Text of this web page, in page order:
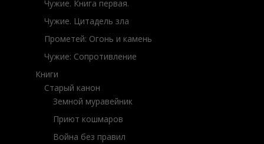
Чужие. Книга первая.
Чужие. Цитадель зла
Прометей: Огонь и камень
Чужие: Сопротивление
Книги
Старый канон
Земной муравейник
Приют кошмаров
Война без правил